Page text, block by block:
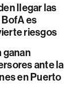
llegar las
es
riesgos
ganan
ante la
en Puerto